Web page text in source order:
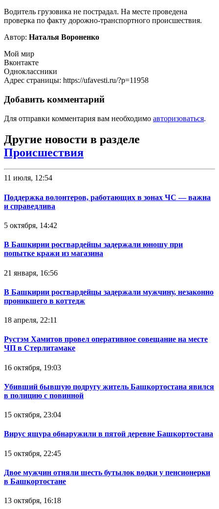
Водитель грузовика не пострадал. На месте проведена
проверка по факту дорожно-транспортного происшествия.
Автор: Наталья Вороненко
Мой мир
Вконтакте
Одноклассники
Адрес страницы: https://ufavesti.ru/?p=11958
Добавить комментарий
Для отправки комментария вам необходимо авторизоваться.
Другие новости в разделе
Происшествия
11 июля, 12:54
Поддержка волонтеров, работающих в зонах ЧС — важна
и справедлива
5 октября, 14:42
В Башкирии росгвардейцы задержали юношу при
попытке кражи из магазина
21 января, 16:56
В Башкирии росгвардейцы задержали мужчину, незаконно
проникшего в коттедж
18 апреля, 22:11
Рустэм Хамитов провел оперативное совещание на месте
ЧП в Стерлитамаке
16 октября, 19:03
Убивший бывшую подругу житель Башкортостана явился
в полицию с повинной
15 октября, 23:04
Вирус ящура обнаружили в пятой деревне Башкортостана
15 октября, 22:45
Двое мужчин отняли шесть бутылок водки у пенсионерки
в Башкортостане
13 октября, 16:18